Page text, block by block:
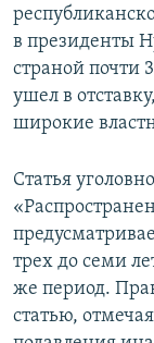
в президенты
страной почти
ушел в
широкие
Статья
трех до семи
же период.
статью,